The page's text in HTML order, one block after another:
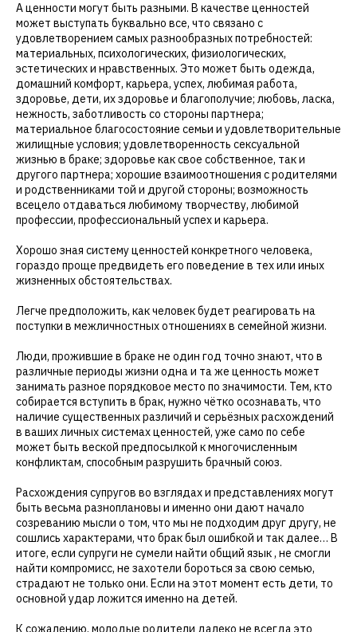
А ценности могут быть разными. В качестве ценностей
может выступать буквально все, что связано с
удовлетворением самых разнообразных потребностей:
материальных, психологических, физиологических,
эстетических и нравственных. Это может быть одежда,
домашний комфорт, карьера, успех, любимая работа,
здоровье, дети, их здоровье и благополучие; любовь, ласка,
нежность, заботливость со стороны партнера;
материальное благосостояние семьи и удовлетворительные
жилищные условия; удовлетворенность сексуальной
жизнью в браке; здоровье как свое собственное, так и
другого партнера; хорошие взаимоотношения с родителями
и родственниками той и другой стороны; возможность
всецело отдаваться любимому творчеству, любимой
профессии, профессиональный успех и карьера.
Хорошо зная систему ценностей конкретного человека,
гораздо проще предвидеть его поведение в тех или иных
жизненных обстоятельствах.
Легче предположить, как человек будет реагировать на
поступки в межличностных отношениях в семейной жизни.
Люди, прожившие в браке не один год точно знают, что в
различные периоды жизни одна и та же ценность может
занимать разное порядковое место по значимости. Тем, кто
собирается вступить в брак, нужно чётко осознавать, что
наличие существенных различий и серьёзных расхождений
в ваших личных системах ценностей, уже само по себе
может быть веской предпосылкой к многочисленным
конфликтам, способным разрушить брачный союз.
Расхождения супругов во взглядах и представлениях могут
быть весьма разноплановы и именно они дают начало
созреванию мысли о том, что мы не подходим друг другу, не
сошлись характерами, что брак был ошибкой и так далее… В
итоге, если супруги не сумели найти общий язык , не смогли
найти компромисс, не захотели бороться за свою семью,
страдают не только они. Если на этот момент есть дети, то
основной удар ложится именно на детей.
К сожалению, молодые родители далеко не всегда это